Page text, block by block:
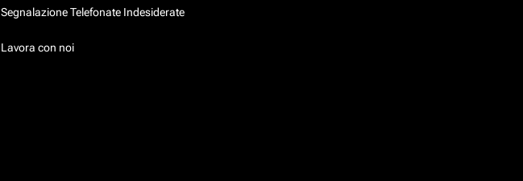
Segnalazione Telefonate Indesiderate
Lavora con noi